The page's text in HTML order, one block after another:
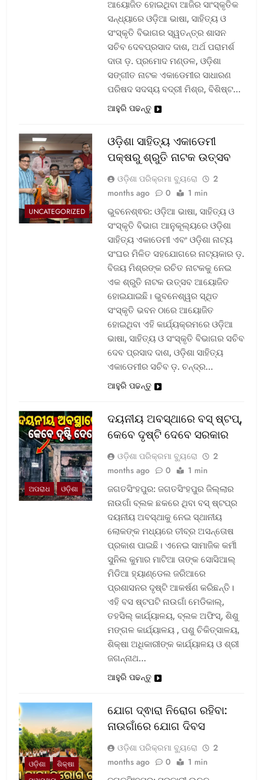
ଆୟୋଜିତ ହୋଇଥିବା ଆଜିର ସାଂସ୍କୃତିକ
ସନ୍ଧ୍ୟାରେ ଓଡ଼ିଆ ଭାଷା, ସାହିତ୍ୟ ଓ
ସଂସ୍କୃତି ବିଭାଗର ସ୍ୱତନ୍ତ୍ର ଶାସନ
ସଚିବ ଦେବପ୍ରସାଦ ଦାଶ, ଅର୍ଥ ପରାମର୍ଶ
ଦାତା ଡ଼. ପ୍ରମୋଦ ମଣ୍ଡଳ, ଓଡ଼ିଶା
ସଙ୍ଗୀତ ନାଟକ ଏକାଡେମୀର ସାଧାରଣ
ପରିଷଦ ସଦସ୍ୟ ବଦ୍ରୀ ମିଶ୍ର, ବିଶିଷ୍ଟ…
ଆହୁରି ପଢନ୍ତୁ
UNCATEGORIZED
ଓଡ଼ିଶା ସାହିତ୍ୟ ଏକାଡେମୀ
ପକ୍ଷରୁ ଶ୍ରୁତି ନାଟକ ଉତ୍ସବ
ଓଡ଼ିଶା ପରିକ୍ରମା ବ୍ୟୁରୋ
2
months ago
0 1 min
ଭୁବନେଶ୍ଵର: ଓଡ଼ିଆ ଭାଷା, ସାହିତ୍ୟ ଓ
ସଂସ୍କୃତି ବିଭାଗ ଆନୁକୂଲ୍ୟରେ ଓଡ଼ିଶା
ସାହିତ୍ୟ ଏକାଡେମୀ ଏବଂ ଓଡ଼ିଶା ନାଟ୍ୟ
ସଂଘର ମିଳିତ ସହଯୋଗରେ ନାଟ୍ୟକାର ଡ଼.
ବିଜୟ ମିଶ୍ରଙ୍କ ରଚିତ ନାଟକକୁ ନେଇ
ଏକ ଶ୍ରୁତି ନାଟକ ଉତ୍ସବ ଆୟୋଜିତ
ହୋଇଯାଇଛି। ଭୁବନେଶ୍ୱର ସ୍ଥିତ
ସଂସ୍କୃତି ଭବନ ଠାରେ ଆୟୋଜିତ
ହୋଇଥିବା ଏହି କାର୍ଯ୍ୟକ୍ରମରେ ଓଡ଼ିଆ
ଭାଷା, ସାହିତ୍ୟ ଓ ସଂସ୍କୃତି ବିଭାଗର ସଚିବ
ଦେବ ପ୍ରସାଦ ଦାଶ, ଓଡ଼ିଶା ସାହିତ୍ୟ
ଏକାଡେମୀର ସଚିବ ଡ଼. ଚନ୍ଦ୍ର…
ଆହୁରି ପଢନ୍ତୁ
ଅପରାଧ ଓଡ଼ିଶା
ଦୟନୀୟ ଅବସ୍ଥାରେ ବସ୍‌ ଷ୍ଟପ୍‌,
କେବେ ଦୃଷ୍ଟି ଦେବେ ସରକାର
ଓଡ଼ିଶା ପରିକ୍ରମା ବ୍ୟୁରୋ
2
months ago
0 1 min
ଜଗତସିଂହପୁର: ଜଗତସିଂହପୁର ଜିଲ୍ଲାର
ନାଉଗାଁ ବ୍ଲକ ଛକରେ ଥିବା ବସ୍‌ ଷ୍ଟପ୍‌ର
ଦୟନୀୟ ଅବସ୍ଥାକୁ ନେଇ ସ୍ଥାନୀୟ
ଲୋକଙ୍କ ମଧ୍ୟରେ ତୀବ୍ର ଅସନ୍ତୋଷ
ପ୍ରକାଶ ପାଇଛି। ଏନେଇ ସାମାଜିକ କର୍ମୀ
ସୁନିଲ କୁମାର ମାଟିଆ ତାଙ୍କ ସୋସିଆଲ୍‌
ମିଡିଆ ହ୍ୟାଣ୍ଡେଲ ଜରିଆରେ
ପ୍ରଶାସନର ଦୃଷ୍ଟି ଆକର୍ଷଣ କରିଛନ୍ତି।
ଏହି ବସ ଷ୍ଟପଟି ନାଉଗାଁ ମେଡିକାଲ୍‌,
ତହସିଲ୍‌ କାର୍ଯ୍ୟାଳୟ, ବ୍ଲକ ଅଫିସ୍‌, ଶିଶୁ
ମଙ୍ଗଳ କାର୍ଯ୍ୟାଳୟ , ପଶୁ ଚିକିତ୍ସାଳୟ,
ଶିକ୍ଷା ଅଧିକାରୀଙ୍କ କାର୍ଯ୍ୟାଳୟ ଓ ଶ୍ରୀ
ଜଗନ୍ନାଥ…
ଆହୁରି ପଢନ୍ତୁ
ଓଡ଼ିଶା
ଶିକ୍ଷା
ଯୋଗ ଦ୍ଵାରା ନିରୋଗ ରହିବା:
ନାଉଗାଁରେ ଯୋଗ ଦିବସ
ଓଡ଼ିଶା ପରିକ୍ରମା ବ୍ୟୁରୋ
2
months ago
0 1 min